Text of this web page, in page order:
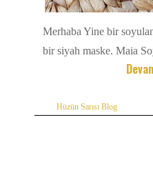
Merhaba Yine bir
bir siyah maske. Maia
Hüzün Sarısı Blog